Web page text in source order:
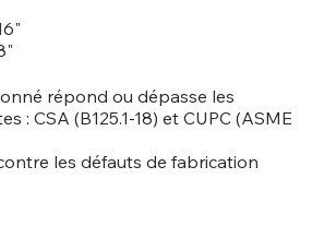
répond ou dépasse les
: CSA (B125.1-18) et CUPC (ASME
les défauts de fabrication